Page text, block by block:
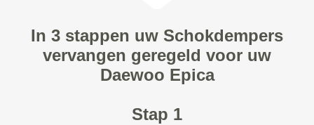
In 3 stappen uw Schokdempers
vervangen geregeld voor uw
Daewoo Epica
Stap 1